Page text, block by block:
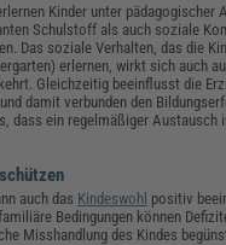
Kinder unter pädagogischer
Schulstoff als auch soziale
Das soziale Verhalten, das die
erlernen, wirkt sich auch
Gleichzeitig beeinflusst die
damit verbunden den
dass ein regelmäßiger Austausch
auch das Kindeswohl positiv
Bedingungen können
Misshandlung des Kindes